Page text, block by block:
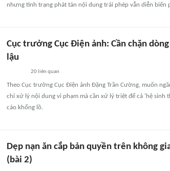
nhưng tình trạng phát tán nội dung trái phép vẫn diễn biến
Cục trưởng Cục Điện ảnh: Cần chặn
lậu
20liên quan
Theo Cục trưởng Cục Điện ảnh Đặng Trần Cường, muốn
chỉ xử lý nội dung vi phạm mà cần xử lý triệt để cả 'hệ sinh
cáo khổng lồ.
Dẹp nạn ăn cắp bản quyền trên không
(bài 2)